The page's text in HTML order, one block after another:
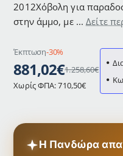
2012Χόβολη για
στην άμμο, με ...Δείτε
Έκπτωση-30%
881,02€1.258,60€
Χωρίς ΦΠΑ: 710,50€
Η Πανδώρα